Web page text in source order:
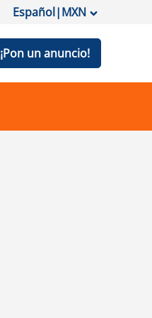
Español|MXN
¡Pon un anuncio!